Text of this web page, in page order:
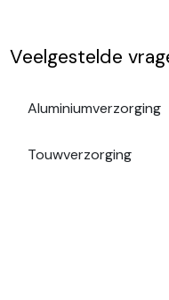
Veelgestelde
Aluminiumverzorging
Touwverzorging